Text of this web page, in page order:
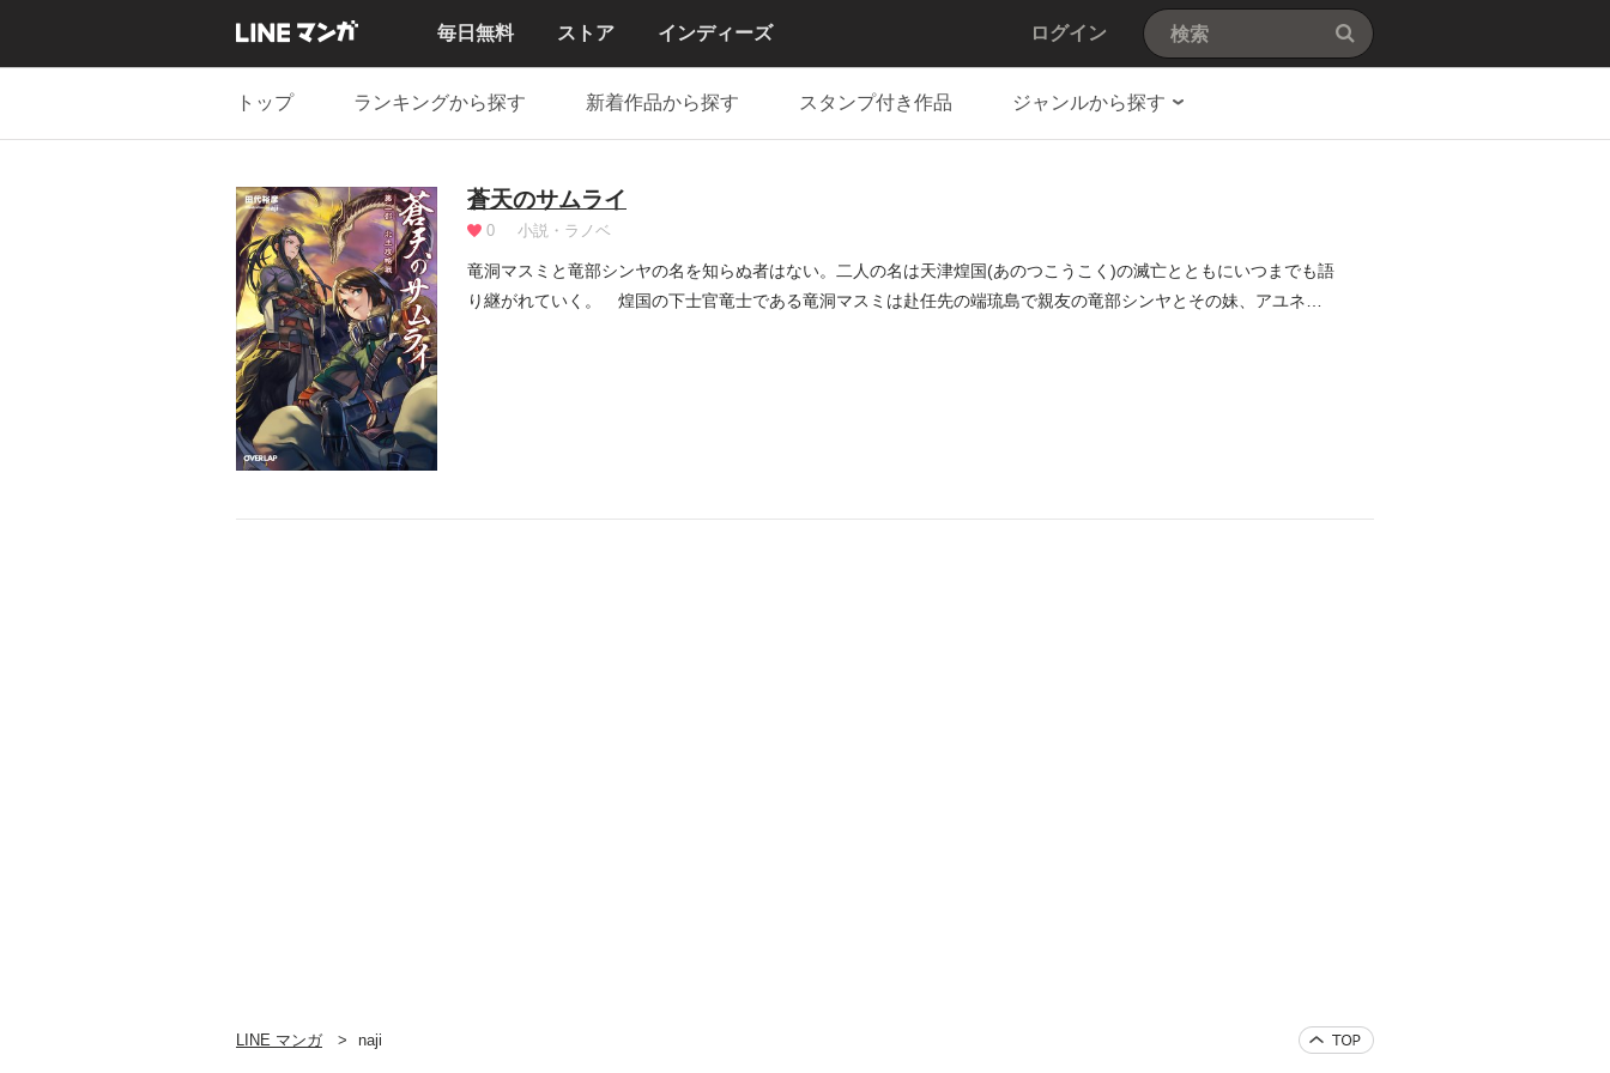
毎日無料 ストア インディーズ ログイン
トップ ランキングから探す 新着作品から探す スタンプ付き作品 ジャンルから探す
蒼天のサムライ
0 小説・ラノベ
竜洞マスミと竜部シンヤの名を知らぬ者はない。二人の名は天津煌国(あのつこうこく)の滅亡とともにいつまでも語
り継がれていく。 煌国の下士官竜士である竜洞マスミは赴任先の端琉島で親友の竜部シンヤとその妹、アユネと
LINE マンガ naji